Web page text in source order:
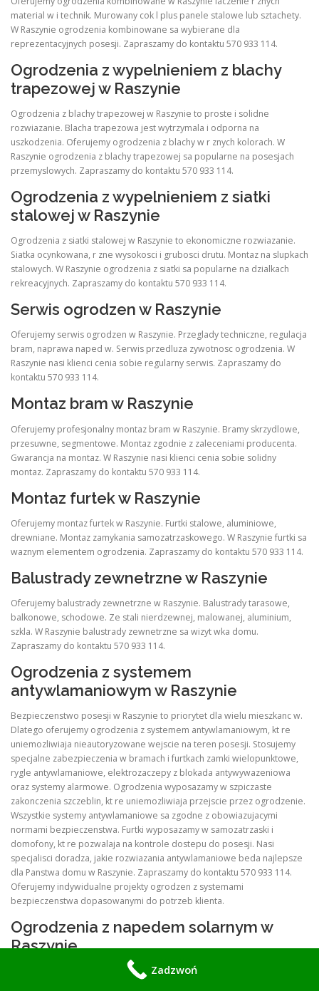
material w i technik. Murowany cok l plus panele stalowe lub sztachety.
W Raszynie ogrodzenia kombinowane sa wybierane dla
reprezentacyjnych posesji. Zapraszamy do kontaktu 570 933 114.
Ogrodzenia z wypelnieniem z blachy
trapezowej w Raszynie
Ogrodzenia z blachy trapezowej w Raszynie to proste i solidne
rozwiazanie. Blacha trapezowa jest wytrzymala i odporna na
uszkodzenia. Oferujemy ogrodzenia z blachy w r znych kolorach. W
Raszynie ogrodzenia z blachy trapezowej sa popularne na posesjach
przemyslowych. Zapraszamy do kontaktu 570 933 114.
Ogrodzenia z wypelnieniem z siatki
stalowej w Raszynie
Ogrodzenia z siatki stalowej w Raszynie to ekonomiczne rozwiazanie.
Siatka ocynkowana, r zne wysokosci i grubosci drutu. Montaz na slupkach
stalowych. W Raszynie ogrodzenia z siatki sa popularne na dzialkach
rekreacyjnych. Zapraszamy do kontaktu 570 933 114.
Serwis ogrodzen w Raszynie
Oferujemy serwis ogrodzen w Raszynie. Przeglady techniczne, regulacja
bram, naprawa naped w. Serwis przedluza zywotnosc ogrodzenia. W
Raszynie nasi klienci cenia sobie regularny serwis. Zapraszamy do
kontaktu 570 933 114.
Montaz bram w Raszynie
Oferujemy profesjonalny montaz bram w Raszynie. Bramy skrzydlowe,
przesuwne, segmentowe. Montaz zgodnie z zaleceniami producenta.
Gwarancja na montaz. W Raszynie nasi klienci cenia sobie solidny
montaz. Zapraszamy do kontaktu 570 933 114.
Montaz furtek w Raszynie
Oferujemy montaz furtek w Raszynie. Furtki stalowe, aluminiowe,
drewniane. Montaz zamykania samozatrzaskowego. W Raszynie furtki sa
waznym elementem ogrodzenia. Zapraszamy do kontaktu 570 933 114.
Balustrady zewnetrzne w Raszynie
Oferujemy balustrady zewnetrzne w Raszynie. Balustrady tarasowe,
balkonowe, schodowe. Ze stali nierdzewnej, malowanej, aluminium,
szkla. W Raszynie balustrady zewnetrzne sa wizyt wka domu.
Zapraszamy do kontaktu 570 933 114.
Ogrodzenia z systemem
antywlamaniowym w Raszynie
Bezpieczenstwo posesji w Raszynie to priorytet dla wielu mieszkanc w.
Dlatego oferujemy ogrodzenia z systemem antywlamaniowym, kt re
uniemozliwiaja nieautoryzowane wejscie na teren posesji. Stosujemy
specjalne zabezpieczenia w bramach i furtkach zamki wielopunktowe,
rygle antywlamaniowe, elektrozaczepy z blokada antywywazeniowa
oraz systemy alarmowe. Ogrodzenia wyposazamy w szpiczaste
zakonczenia szczeblin, kt re uniemozliwiaja przejscie przez ogrodzenie.
Wszystkie systemy antywlamaniowe sa zgodne z obowiazujacymi
normami bezpieczenstwa. Furtki wyposazamy w samozatrzaski i
domofony, kt re pozwalaja na kontrole dostepu do posesji. Nasi
specjalisci doradza, jakie rozwiazania antywlamaniowe beda najlepsze
dla Panstwa domu w Raszynie. Zapraszamy do kontaktu 570 933 114.
Oferujemy indywidualne projekty ogrodzen z systemami
bezpieczenstwa dopasowanymi do potrzeb klienta.
Ogrodzenia z napedem solarnym w
Raszynie
Nowoczesne ogrodzenia w Raszynie moga byc wyposazone w napedy
Zadzwoń